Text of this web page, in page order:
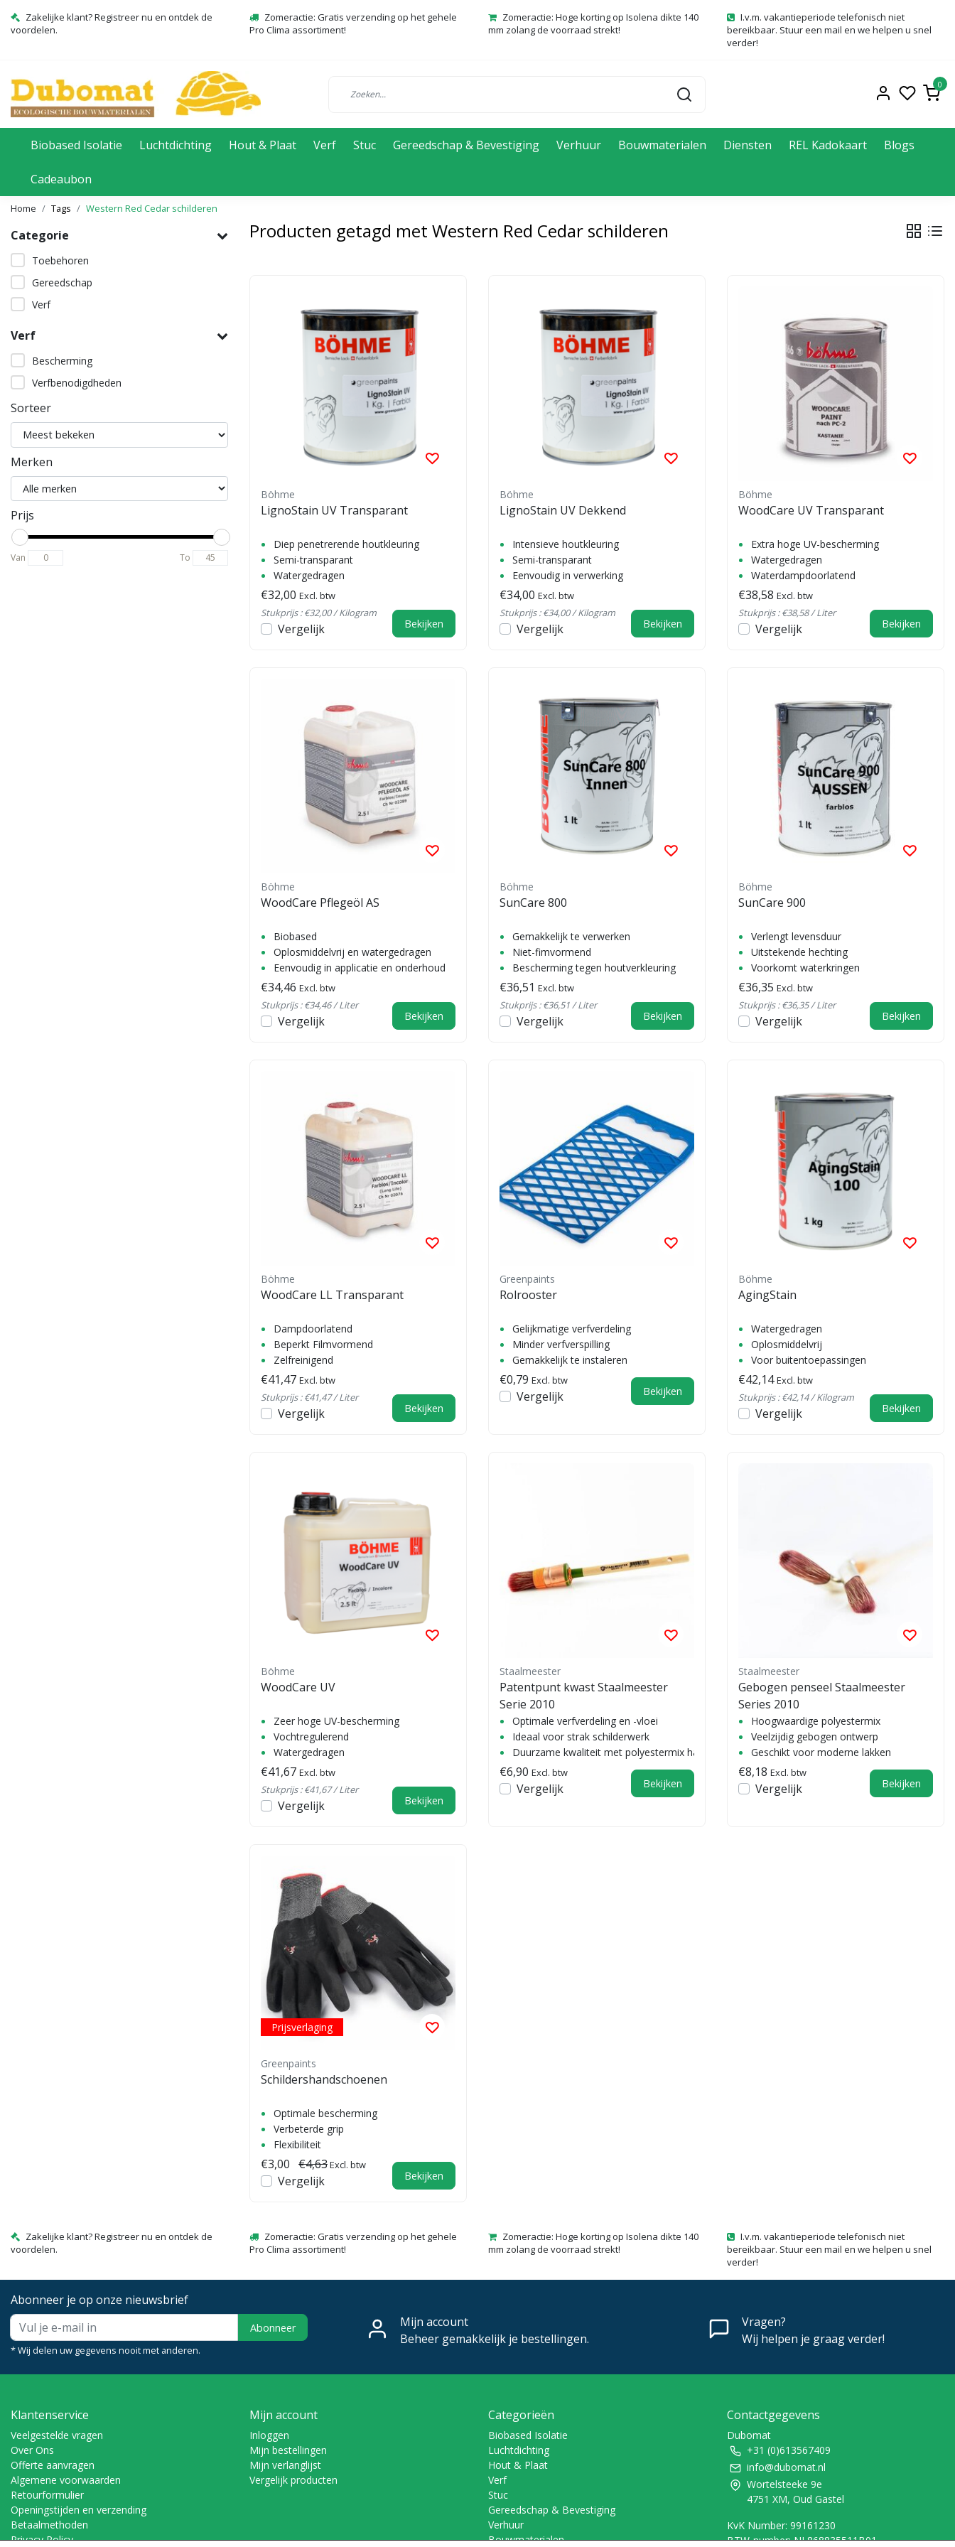
Zakelijke klant? Registreer nu en ontdek de
voordelen.
Zomeractie: Gratis verzending op het gehele
Pro Clima assortiment!
Zomeractie: Hoge korting op Isolena dikte 140
mm zolang de voorraad strekt!
I.v.m. vakantieperiode telefonisch niet
bereikbaar. Stuur een mail en we helpen u snel
verder!
0
Biobased Isolatie Luchtdichting Hout & Plaat Verf Stuc Gereedschap & Bevestiging Verhuur Bouwmaterialen Diensten REL Kadokaart Blogs
Cadeaubon
Home Tags Western Red Cedar schilderen
Categorie
Toebehoren
Gereedschap
Verf
Verf
Bescherming
Verfbenodigdheden
Sorteer
Merken
Prijs
Van To
Producten getagd met Western Red Cedar schilderen
Böhme
LignoStain UV Transparant
Diep penetrerende houtkleuring
Semi-transparant
Watergedragen
€32,00 Excl. btw
Stukprijs : €32,00 / Kilogram
Vergelijk Bekijken
Böhme
LignoStain UV Dekkend
Intensieve houtkleuring
Semi-transparant
Eenvoudig in verwerking
€34,00 Excl. btw
Stukprijs : €34,00 / Kilogram
Vergelijk Bekijken
Böhme
WoodCare UV Transparant
Extra hoge UV-bescherming
Watergedragen
Waterdampdoorlatend
€38,58 Excl. btw
Stukprijs : €38,58 / Liter
Vergelijk Bekijken
Böhme
WoodCare Pflegeöl AS
Biobased
Oplosmiddelvrij en watergedragen
Eenvoudig in applicatie en onderhoud
€34,46 Excl. btw
Stukprijs : €34,46 / Liter
Vergelijk Bekijken
Böhme
SunCare 800
Gemakkelijk te verwerken
Niet-fimvormend
Bescherming tegen houtverkleuring
€36,51 Excl. btw
Stukprijs : €36,51 / Liter
Vergelijk Bekijken
Böhme
SunCare 900
Verlengt levensduur
Uitstekende hechting
Voorkomt waterkringen
€36,35 Excl. btw
Stukprijs : €36,35 / Liter
Vergelijk Bekijken
Böhme
WoodCare LL Transparant
Dampdoorlatend
Beperkt Filmvormend
Zelfreinigend
€41,47 Excl. btw
Stukprijs : €41,47 / Liter
Vergelijk Bekijken
Greenpaints
Rolrooster
Gelijkmatige verfverdeling
Minder verfverspilling
Gemakkelijk te instaleren
€0,79 Excl. btw
Vergelijk Bekijken
Böhme
AgingStain
Watergedragen
Oplosmiddelvrij
Voor buitentoepassingen
€42,14 Excl. btw
Stukprijs : €42,14 / Kilogram
Vergelijk Bekijken
Böhme
WoodCare UV
Zeer hoge UV-bescherming
Vochtregulerend
Watergedragen
€41,67 Excl. btw
Stukprijs : €41,67 / Liter
Vergelijk Bekijken
Staalmeester
Patentpunt kwast Staalmeester
Serie 2010
Optimale verfverdeling en -vloei
Ideaal voor strak schilderwerk
Duurzame kwaliteit met polyestermix haren
€6,90 Excl. btw
Vergelijk Bekijken
Staalmeester
Gebogen penseel Staalmeester
Series 2010
Hoogwaardige polyestermix
Veelzijdig gebogen ontwerp
Geschikt voor moderne lakken
€8,18 Excl. btw
Vergelijk Bekijken
Prijsverlaging
Greenpaints
Schildershandschoenen
Optimale bescherming
Verbeterde grip
Flexibiliteit
€3,00 €4,63Excl. btw
Vergelijk Bekijken
Zakelijke klant? Registreer nu en ontdek de
voordelen.
Zomeractie: Gratis verzending op het gehele
Pro Clima assortiment!
Zomeractie: Hoge korting op Isolena dikte 140
mm zolang de voorraad strekt!
I.v.m. vakantieperiode telefonisch niet
bereikbaar. Stuur een mail en we helpen u snel
verder!
Abonneer je op onze nieuwsbrief
Abonneer
* Wij delen uw gegevens nooit met anderen.
Mijn account
Beheer gemakkelijk je bestellingen.
Vragen?
Wij helpen je graag verder!
Klantenservice
Veelgestelde vragen
Over Ons
Offerte aanvragen
Algemene voorwaarden
Retourformulier
Openingstijden en verzending
Betaalmethoden
Privacy Policy
Mijn account
Inloggen
Mijn bestellingen
Mijn verlanglijst
Vergelijk producten
Categorieën
Biobased Isolatie
Luchtdichting
Hout & Plaat
Verf
Stuc
Gereedschap & Bevestiging
Verhuur
Bouwmaterialen
Contactgegevens
Dubomat
+31 (0)613567409
info@dubomat.nl
Wortelsteeke 9e
4751 XM, Oud Gastel
KvK Number: 99161230
BTW-number: NL868835511B01